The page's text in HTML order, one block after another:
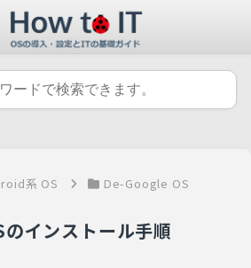
系 OS De-Google OS
インストール手順